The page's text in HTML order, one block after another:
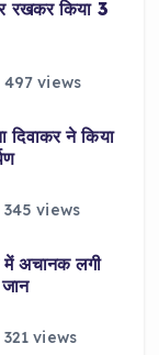
रखकर किया 3
497 views
ने किया
345 views
अचानक लगी
321 views